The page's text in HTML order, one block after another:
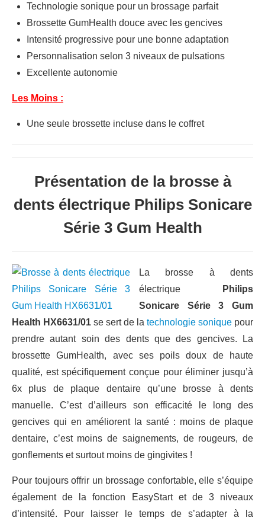
Technologie sonique pour un brossage parfait
Brossette GumHealth douce avec les gencives
Intensité progressive pour une bonne adaptation
Personnalisation selon 3 niveaux de pulsations
Excellente autonomie
Les Moins :
Une seule brossette incluse dans le coffret
Présentation de la brosse à
dents électrique Philips Sonicare
Série 3 Gum Health
La brosse à dents
électrique
Philips
Sonicare Série 3 Gum
Health HX6631/01 se sert de la technologie sonique pour
prendre autant soin des dents que des gencives. La
brossette GumHealth, avec ses poils doux de haute
qualité, est spécifiquement conçue pour éliminer jusqu’à
6x plus de plaque dentaire qu’une brosse à dents
manuelle. C’est d’ailleurs son efficacité le long des
gencives qui en améliorent la santé : moins de plaque
dentaire, c’est moins de saignements, de rougeurs, de
gonflements et surtout moins de gingivites !
Pour toujours offrir un brossage confortable, elle s’équipe
également de la fonction EasyStart et de 3 niveaux
d’intensité. Pour laisser le temps de s’adapter à la